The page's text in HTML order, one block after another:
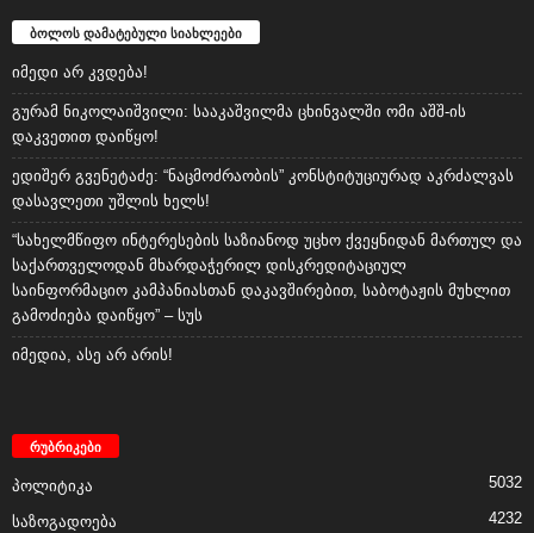
ბოლოს დამატებული სიახლეები
იმედი არ კვდება!
გურამ ნიკოლაიშვილი: სააკაშვილმა ცხინვალში ომი აშშ-ის
დაკვეთით დაიწყო!
ედიშერ გვენეტაძე: “ნაცმოძრაობის” კონსტიტუციურად აკრძალვას
დასავლეთი უშლის ხელს!
“სახელმწიფო ინტერესების საზიანოდ უცხო ქვეყნიდან მართულ და
საქართველოდან მხარდაჭერილ დისკრედიტაციულ
საინფორმაციო კამპანიასთან დაკავშირებით, საბოტაჟის მუხლით
გამოძიება დაიწყო” – სუს
იმედია, ასე არ არის!
რუბრიკები
პოლიტიკა 5032
საზოგადოება 4232